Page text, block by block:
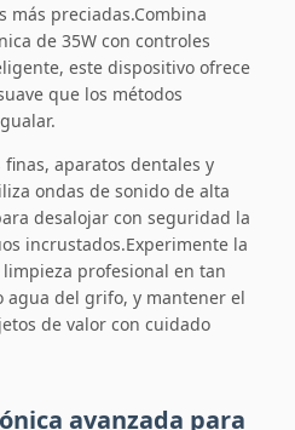
más preciadas.Combina
de 35W con controles
este dispositivo ofrece
que los métodos
aparatos dentales y
ondas de sonido de alta
desalojar con seguridad la
incrustados.Experimente la
profesional en tan
agua del grifo, y mantener el
de valor con cuidado
avanzada para